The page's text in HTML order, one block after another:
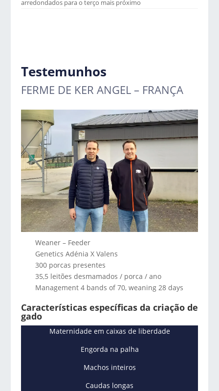
arredondados para o terço mais próximo
Testemunhos
FERME DE KER ANGEL – FRANÇA
Weaner – Feeder
Genetics Adénia X Valens
300 porcas presentes
35,5 leitões desmamados / porca / ano
Management 4 bands of 70, weaning 28 days
Características específicas da criação de
gado
Maternidade em caixas de liberdade
Engorda na palha
Machos inteiros
Caudas longas